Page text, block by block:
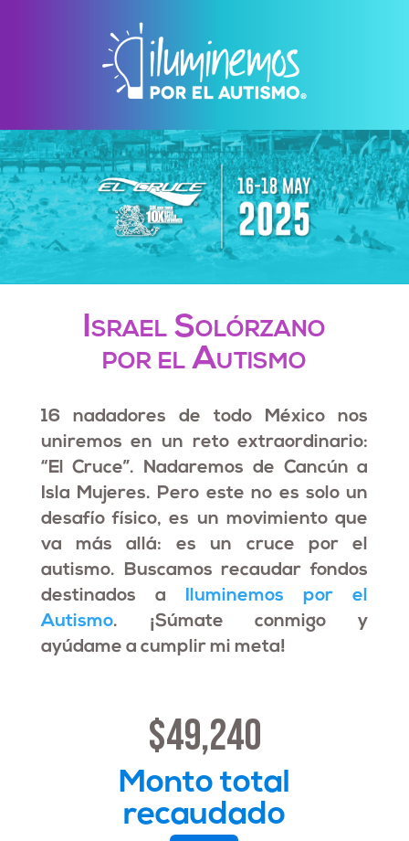
Israel Solórzano
por el Autismo
16 nadadores de todo México nos
uniremos en un reto extraordinario:
“El Cruce”. Nadaremos de Cancún a
Isla Mujeres. Pero esteno es solo un
desafío físico, es un movimiento que
va más allá: es un cruce por el
autismo. Buscamos recaudar fondos
destinados a Iluminemos por el
Autismo. ¡Súmate conmigo y
ayúdame a cumplir mi meta!
$49,240
Monto total
recaudado